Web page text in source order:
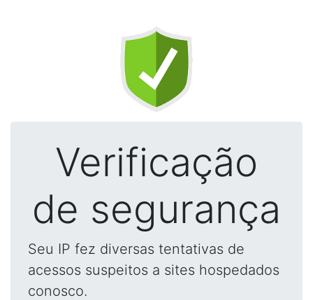
Verificação
de segurança
Seu IP fez diversas tentativas de
acessos suspeitos a sites hospedados
conosco.